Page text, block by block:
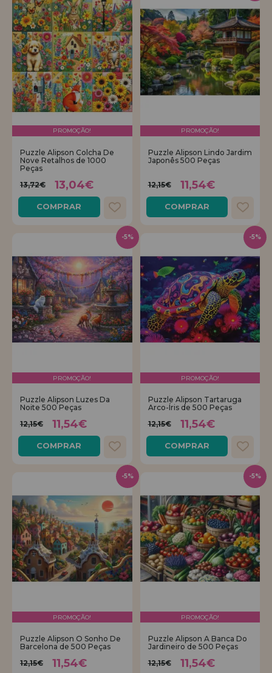
PROMOÇÃO!
Puzzle Alipson Colcha De
Nove Retalhos de 1000
Peças
13,72€
13,04€
COMPRAR
PROMOÇÃO!
Puzzle Alipson Lindo Jardim
Japonês 500 Peças
12,15€ 11,54€
COMPRAR
PROMOÇÃO!
Puzzle Alipson Luzes Da
Noite 500 Peças
12,15€
11,54€
COMPRAR
-5%
PROMOÇÃO!
Puzzle Alipson Tartaruga
Arco-Íris de 500 Peças
12,15€
11,54€
COMPRAR
-5%
PROMOÇÃO!
Puzzle Alipson O Sonho De
Barcelona de 500 Peças
12,15€
11,54€
-5%
PROMOÇÃO!
Puzzle Alipson A Banca Do
Jardineiro de 500 Peças
12,15€
11,54€
-5%